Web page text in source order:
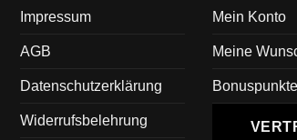
Impressum
AGB
Datenschutzerklärung
Widerrufsbelehrung
Mein Konto
Meine